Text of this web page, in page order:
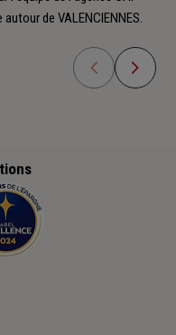
de VALENCIENNES.